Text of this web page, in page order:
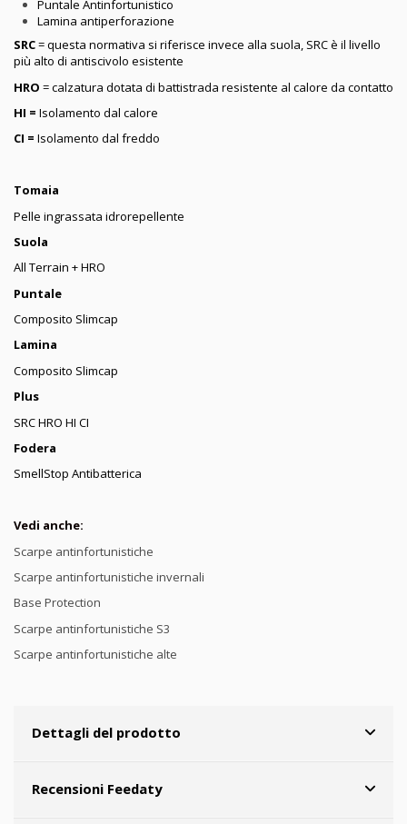
Puntale Antinfortunistico
Lamina antiperforazione
SRC= questa normativa si riferisce invece alla suola, SRC è il livello
più alto di antiscivolo esistente
HRO = calzatura dotata di battistrada resistente al calore da contatto
HI = Isolamento dal calore
CI = Isolamento dal freddo
Tomaia
Pelle ingrassata idrorepellente
Suola
All Terrain + HRO
Puntale
Composito Slimcap
Lamina
Composito Slimcap
Plus
SRC HRO HI CI
Fodera
SmellStop Antibatterica
Vedi anche:
Scarpe antinfortunistiche
Scarpe antinfortunistiche invernali
Base Protection
Scarpe antinfortunistiche S3
Scarpe antinfortunistiche alte
Dettagli del prodotto
Recensioni Feedaty